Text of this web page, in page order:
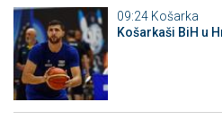
09:24 Košarka
Košarkaši BiH u